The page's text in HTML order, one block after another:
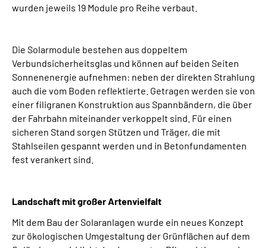
wurden jeweils 19 Module pro Reihe verbaut.
Die Solarmodule bestehen aus doppeltem
Verbundsicherheitsglas und können auf beiden Seiten
Sonnenenergie aufnehmen: neben der direkten Strahlung
auch die vom Boden reflektierte. Getragen werden sie von
einer filigranen Konstruktion aus Spannbändern, die über
der Fahrbahn miteinander verkoppelt sind. Für einen
sicheren Stand sorgen Stützen und Träger, die mit
Stahlseilen gespannt werden und in Betonfundamenten
fest verankert sind.
Landschaft mit großer Artenvielfalt
Mit dem Bau der Solaranlagen wurde ein neues Konzept
zur ökologischen Umgestaltung der Grünflächen auf dem